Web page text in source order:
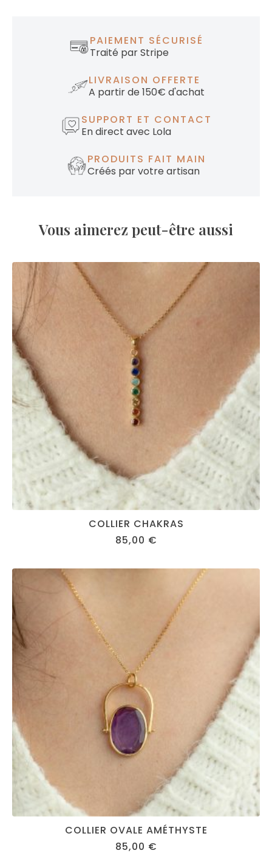
PAIEMENT SÉCURISÉ
Traité par Stripe
LIVRAISON OFFERTE
A partir de 150€ d'achat
SUPPORT ET CONTACT
En direct avec Lola
PRODUITS FAIT MAIN
Créés par votre artisan
Vous aimerez peut-être aussi
COLLIER CHAKRAS
85,00 €
COLLIER OVALE AMÉTHYSTE
85,00 €